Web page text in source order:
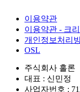
이용약관
이용약관 - 크
개인정보처리
OSL
주식회사 홀론
대표 : 신민정
사업자번호 :